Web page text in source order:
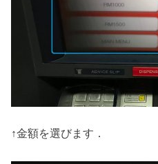
↑金額を選びます．